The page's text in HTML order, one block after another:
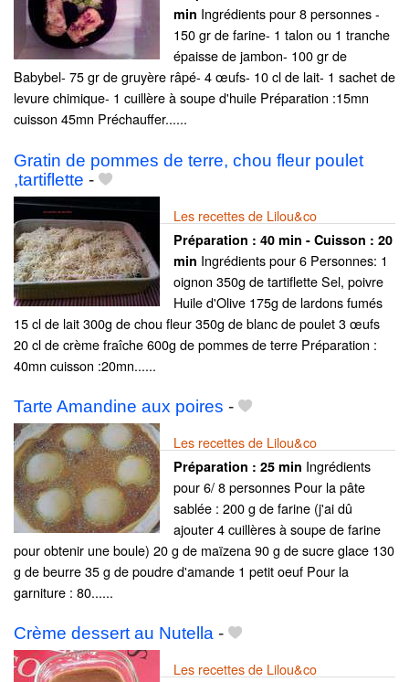
min Ingrédients pour 8 personnes -
150 gr de farine- 1 talon ou 1 tranche
épaisse de jambon- 100 gr de
Babybel- 75 gr de gruyère râpé- 4 œufs- 10 cl de lait- 1 sachet de
levure chimique- 1 cuillère à soupe d'huile Préparation :15mn
cuisson 45mn Préchauffer......
Gratin de pommes de terre, chou fleur poulet
,tartiflette -
Les recettes de Lilou&co
Préparation : 40 min - Cuisson : 20
min Ingrédients pour 6 Personnes: 1
oignon 350g de tartiflette Sel, poivre
Huile d'Olive 175g de lardons fumés
15 cl de lait 300g de chou fleur 350g de blanc de poulet 3 œufs
20 cl de crème fraîche 600g de pommes de terre ​Préparation :
40mn cuisson :20mn......
Tarte Amandine aux poires -
Les recettes de Lilou&co
Préparation : 25 min Ingrédients
pour 6/ 8 personnes Pour la pâte
sablée : 200 g de farine (j'ai dû
ajouter 4 cuillères à soupe de farine
pour obtenir une boule) 20 g de maïzena 90 g de sucre glace 130
g de beurre 35 g de poudre d'amande 1 petit oeuf Pour la
garniture : 80......
Crème dessert au Nutella -
Les recettes de Lilou&co